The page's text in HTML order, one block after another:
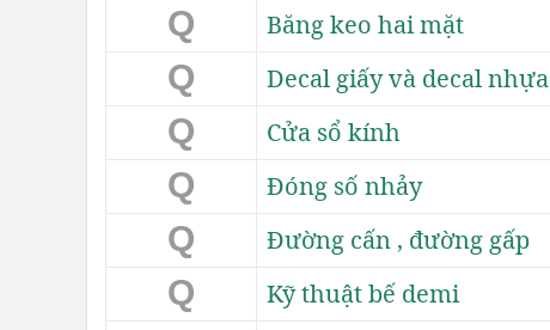
Q Băng keo hai mặt
Q Decal giấy và decal nhựa
Q Cửa sổ kính
Q Đóng số nhảy
Q Đường cấn , đường gấp
Q Kỹ thuật bế demi